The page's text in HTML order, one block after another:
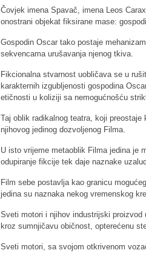
Čovjek imena Spavač, imena Leos
onostrani objekat fiksirane mase:
Gospodin Oscar tako postaje
sekvencama urušavanja njenog tkiva.
Fikcionalna stvarnost uobličava se u
karakternih izgubljenosti gospodina
etičnosti u koliziji sa nemogućnošću
Taj oblik radikalnog teatra, koji
njihovog jedinog dozvoljenog Filma.
U isto vrijeme metaoblik Filma jedina je
odupiranje fikcije tek daje naznake
Film sebe postavlja kao granicu
jedina su naznaka nekog vremenskog
Sveti motori i njihov industrijski
kroz sumnjičavu običnost, opterećenu
Sveti motori, sa svojom otkrivenom